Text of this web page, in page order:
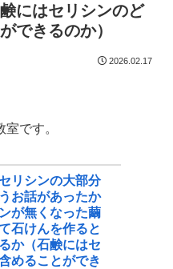
にはセリシンのど
できるのか）
2026.02.17
です。
リシンの大部分
お話があったか
が無くなった繭
石けんを作ると
か（石鹸にはセ
めることができ